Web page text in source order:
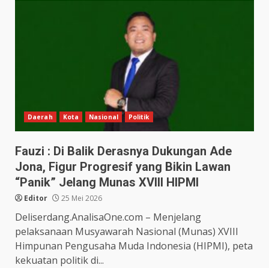
Daerah Kota Nasional Politik
Fauzi : Di Balik Derasnya Dukungan Ade
Jona, Figur Progresif yang Bikin Lawan
“Panik” Jelang Munas XVIII HIPMI
Editor 25 Mei 2026
Deliserdang.AnalisaOne.com – Menjelang
pelaksanaan Musyawarah Nasional (Munas) XVIII
Himpunan Pengusaha Muda Indonesia (HIPMI), peta
kekuatan politik di...